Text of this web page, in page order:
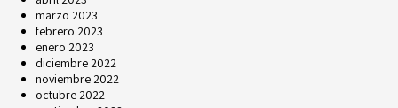
marzo 2023
febrero 2023
enero 2023
diciembre 2022
noviembre 2022
octubre 2022